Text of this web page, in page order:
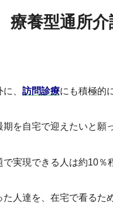
養型通所
、 訪問診療にも積極的
を自宅で迎えたいと願
実現できる人は約10％
人達を、在宅で看るた